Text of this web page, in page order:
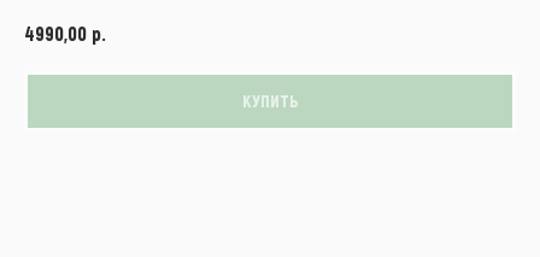
4990,00 р.
КУПИТЬ